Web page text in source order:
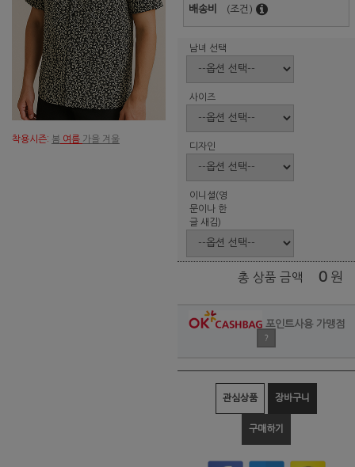
착용시즌: 봄 여름 가을 겨울
배송비 (조건)
남녀 선택
사이즈
디자인
이니셜(영
문이나 한
글 새김)
총 상품 금액 0 원
포인트사용 가맹점
?
관심상품 장바구니
구매하기